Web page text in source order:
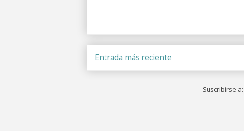
Entrada más reciente
Suscribirse a: